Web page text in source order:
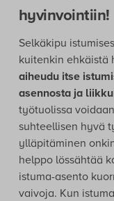
hyvinvointiin!
Selkäkipu
kuitenkin ehkäistä
aiheudu itse
asennosta ja
työtuolissa
suhteellisen hyvä
ylläpitäminen
helppo lössähtää
istuma-asento
vaivoja. Kun